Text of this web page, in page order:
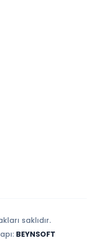
saklıdır.
BEYNSOFT